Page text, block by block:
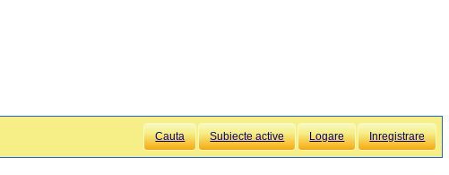
Cauta Subiecte active Logare Inregistrare